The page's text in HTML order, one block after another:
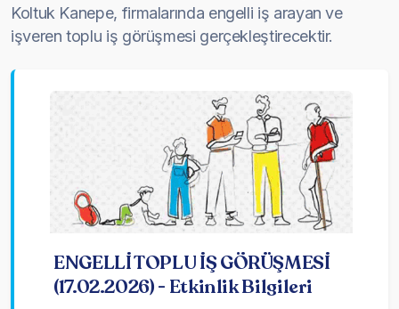
Koltuk Kanepe, firmalarında engelli iş arayan ve
işveren toplu iş görüşmesi gerçekleştirecektir.
ENGELLİ TOPLU İŞ GÖRÜŞMESİ
(17.02.2026) - Etkinlik Bilgileri